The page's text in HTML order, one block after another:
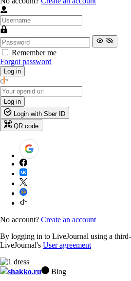
Remember me
Forgot password
Log in
Log in
Login with Sber ID
QR code
No account? Create an account
By logging in to LiveJournal using a
LiveJournal's User agreement
shakko.ru Blog